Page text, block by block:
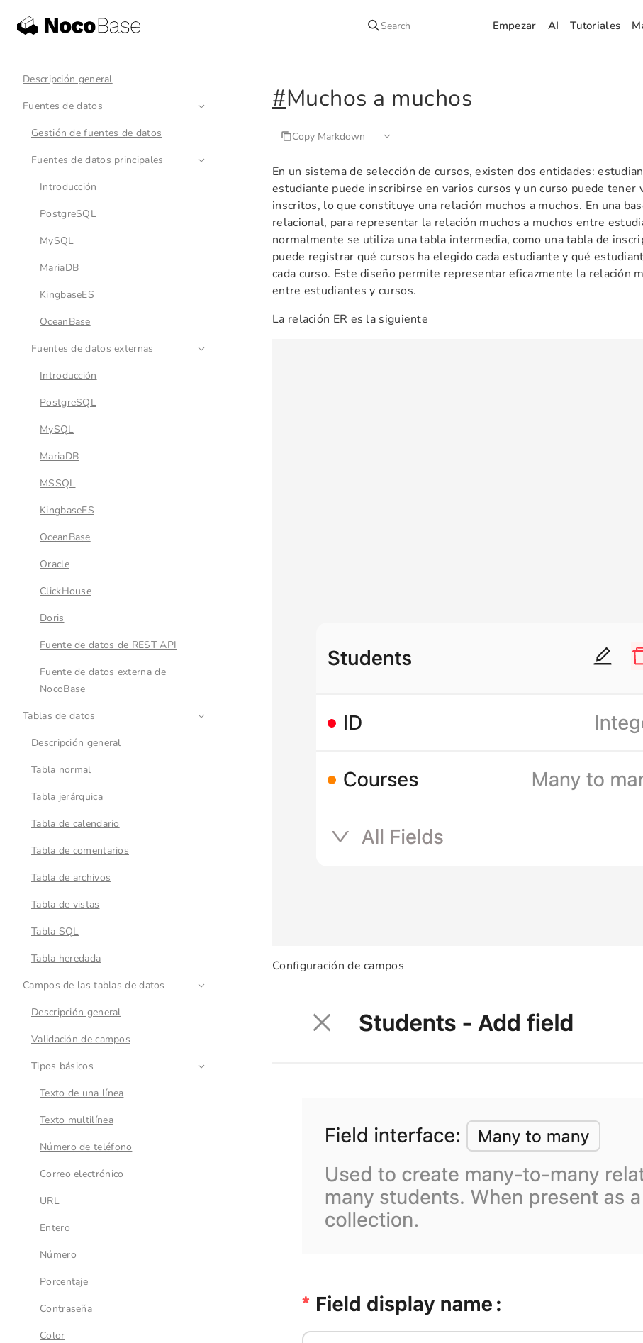
Search Empezar AI Tutoriales
Descripción general
Fuentes de datos
Gestión de fuentes de datos
Fuentes de datos principales
Introducción
PostgreSQL
MySQL
MariaDB
KingbaseES
OceanBase
Fuentes de datos externas
Introducción
PostgreSQL
MySQL
MariaDB
MSSQL
KingbaseES
OceanBase
Oracle
ClickHouse
Doris
Fuente de datos de REST API
Fuente de datos externa de
NocoBase
Tablas de datos
Descripción general
Tabla normal
Tabla jerárquica
Tabla de calendario
Tabla de comentarios
Tabla de archivos
Tabla de vistas
Tabla SQL
Tabla heredada
Campos de las tablas de datos
Descripción general
Validación de campos
Tipos básicos
Texto de una línea
Texto multilínea
Número de teléfono
Correo electrónico
URL
Entero
Número
Porcentaje
Contraseña
Color
#Muchos a muchos
Copy Markdown
En un sistema de selección de cursos, existen dos entidades:
estudiante puede inscribirse en varios cursos y un curso puede tener
inscritos, lo que constituye una relación muchos a muchos. En una
relacional, para representar la relación muchos a muchos entre
normalmente se utiliza una tabla intermedia, como una tabla de
puede registrar qué cursos ha elegido cada estudiante y qué
cada curso. Este diseño permite representar eficazmente la relación
entre estudiantes y cursos.
La relación ER es la siguiente
Configuración de campos